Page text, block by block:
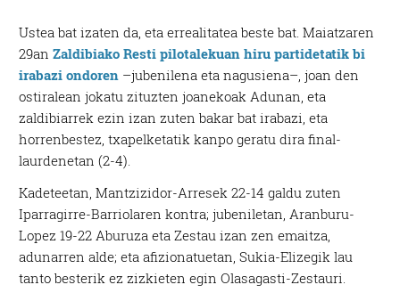
Ustea bat izaten da, eta errealitatea beste bat. Maiatzaren
29anZaldibiako Resti pilotalekuan hiru partidetatik bi
irabazi ondoren –jubenilena eta nagusiena–, joan den
ostiralean jokatu zituzten joanekoak Adunan, eta
zaldibiarrek ezin izan zuten bakar bat irabazi, eta
horrenbestez, txapelketatik kanpo geratu dira final-
laurdenetan (2-4).
Kadeteetan, Mantzizidor-Arresek 22-14 galdu zuten
Iparragirre-Barriolaren kontra; jubeniletan, Aranburu-
Lopez 19-22 Aburuza eta Zestau izan zen emaitza,
adunarren alde; eta afizionatuetan, Sukia-Elizegik lau
tanto besterik ez zizkieten egin Olasagasti-Zestauri.